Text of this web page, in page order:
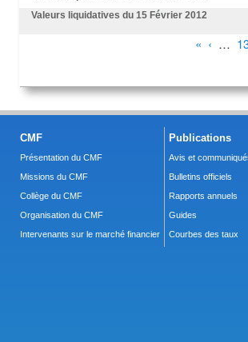
Valeurs liquidatives du 15 Février 2012
« ‹ …
CMF
Présentation du CMF
Missions du CMF
Collège du CMF
Organisation du CMF
Intervenants sur le marché financier
Publications
Avis et
Bulletins officiels
Rapports annuels
Guides
Courbes des taux